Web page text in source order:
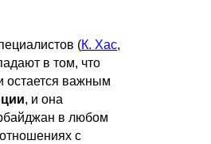
(К. Хас,
в том, что
остается важным
, и она
в любом
с